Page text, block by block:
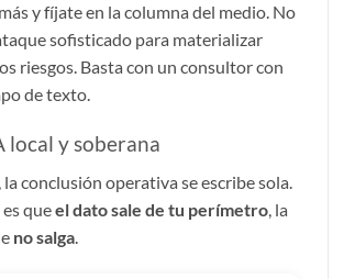
y fíjate en la columna del medio. No
sofisticado para materializar
riesgos. Basta con un consultor con
de texto.
local y soberana
la conclusión operativa se escribe sola.
queel dato sale de tu perímetro, la
no salga.